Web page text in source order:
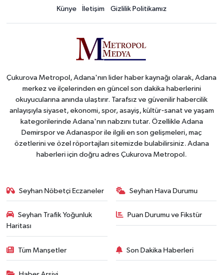
Künye İletişim Gizlilik Politikamız
Çukurova Metropol, Adana'nın lider haber kaynağı olarak, Adana
merkez ve ilçelerinden en güncel son dakika haberlerini
okuyucularına anında ulaştırır. Tarafsız ve güvenilir habercilik
anlayışıyla siyaset, ekonomi, spor, asayiş, kültür-sanat ve yaşam
kategorilerinde Adana'nın nabzını tutar. Özellikle Adana
Demirspor ve Adanaspor ile ilgili en son gelişmeleri, maç
özetlerini ve özel röportajları sitemizde bulabilirsiniz. Adana
haberleri için doğru adres Çukurova Metropol.
Seyhan Nöbetçi Eczaneler Seyhan Hava Durumu
Seyhan Trafik Yoğunluk
Haritası
Puan Durumu ve Fikstür
Tüm Manşetler Son Dakika Haberleri